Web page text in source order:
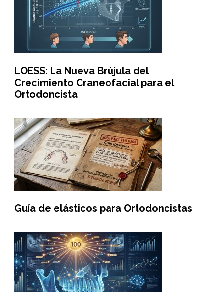
LOESS: La Nueva Brújula del
Crecimiento Craneofacial para el
Ortodoncista
Guía de elásticos para Ortodoncistas